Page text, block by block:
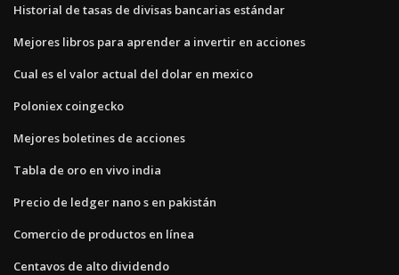
Historial de tasas de divisas bancarias estándar
Mejores libros para aprender a invertir en acciones
Cual es el valor actual del dolar en mexico
Poloniex coingecko
Mejores boletines de acciones
Tabla de oro en vivo india
Precio de ledger nano s en pakistán
Comercio de productos en línea
Centavos de alto dividendo